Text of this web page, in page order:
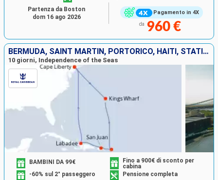
Pagamento in 4X
da 960 €
Partenza da Boston
dom 16 ago 2026
BERMUDA, SAINT MARTIN, PORTORICO, HAITI, STATI UNITI
10 giorni, Independence of the Seas
BAMBINI DA 99€
Fino a 900€ di sconto per
cabina
-60% sul 2° passeggero
Pensione completa